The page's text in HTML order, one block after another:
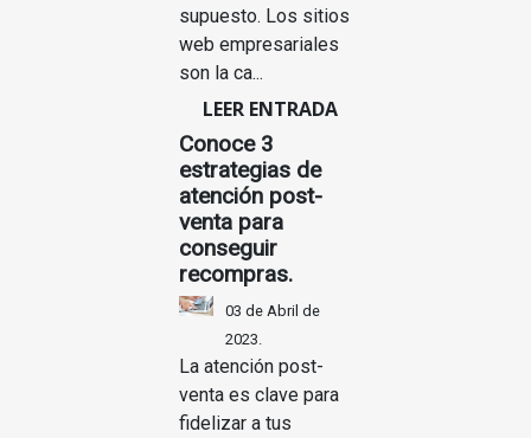
supuesto. Los sitios
web empresariales
son la ca...
LEER ENTRADA
Conoce 3
estrategias de
atención post-
venta para
conseguir
recompras.
03 de Abril de
2023.
La atención post-
venta es clave para
fidelizar a tus